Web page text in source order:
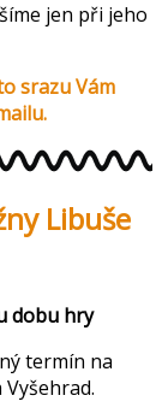
jen při jeho
srazu Vám
Libuše
dobu hry
termín na